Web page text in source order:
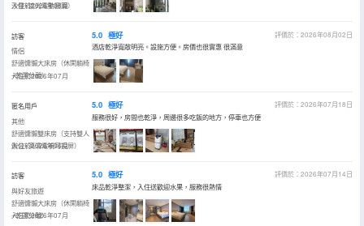
沙發+遮光電動窗簾）
入住於2026年08月
訪客
情侶
舒適慵懶大床房（休閑躺椅
+乾濕分離）
入住於2026年07月
5.0 極好
評價於：2026年08月02日
酒店乾淨寬敞明亮。設施方便。房價也很實惠 很滿意
匿名用戶
其他
舒適慵懶雙床房（支持雙人
辦公+高清電視可投屏）
入住於2026年06月
5.0 極好
評價於：2026年07月18日
服務很好，房間也乾淨，周邊很多吃飯的地方，停車也方便
訪客
與好友旅遊
舒適慵懶大床房（休閑躺椅
+乾濕分離）
入住於2026年07月
5.0 極好
評價於：2026年07月14日
床品乾淨整潔，入住送歡迎水果，服務很熱情